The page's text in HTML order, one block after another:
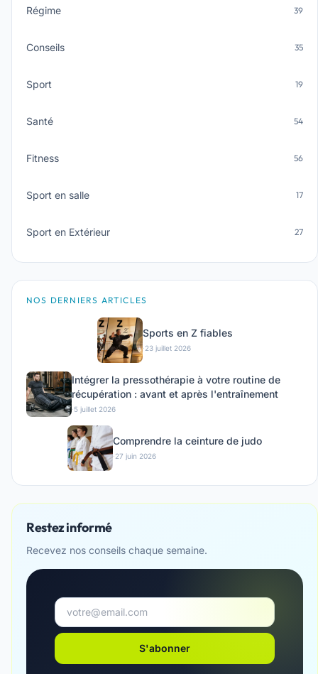
Régime 39
Conseils 35
Sport 19
Santé 54
Fitness 56
Sport en salle 17
Sport en Extérieur 27
NOS DERNIERS ARTICLES
Sports en Z fiables
·23 juillet 2026
Intégrer la pressothérapie à votre routine de
récupération : avant et après l'entraînement
·5 juillet 2026
Comprendre la ceinture de judo
·27 juin 2026
Restez informé
Recevez nos conseils chaque semaine.
S'abonner